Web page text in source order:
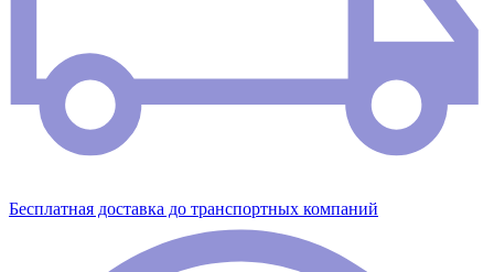
Бесплатная доставка до транспортных компаний